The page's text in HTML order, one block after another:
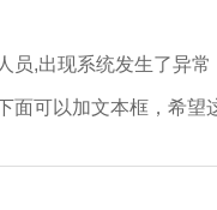
查看人员,出现
面可以加文本框，